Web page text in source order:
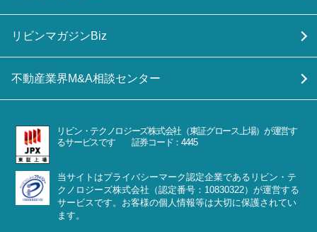
リビンマガジンBiz
不動産業界M&A相談センター
リビン・テクノロジーズ株式会社（東証グロース上場）が運営す
るサービスです 証券コード：4445
当サイトはプライバシーマーク認定企業であるリビン・テ
クノロジーズ株式会社（認定番号：10830322）が運営する
サービスです。お客様の個人情報等は大切に保護されてい
ます。